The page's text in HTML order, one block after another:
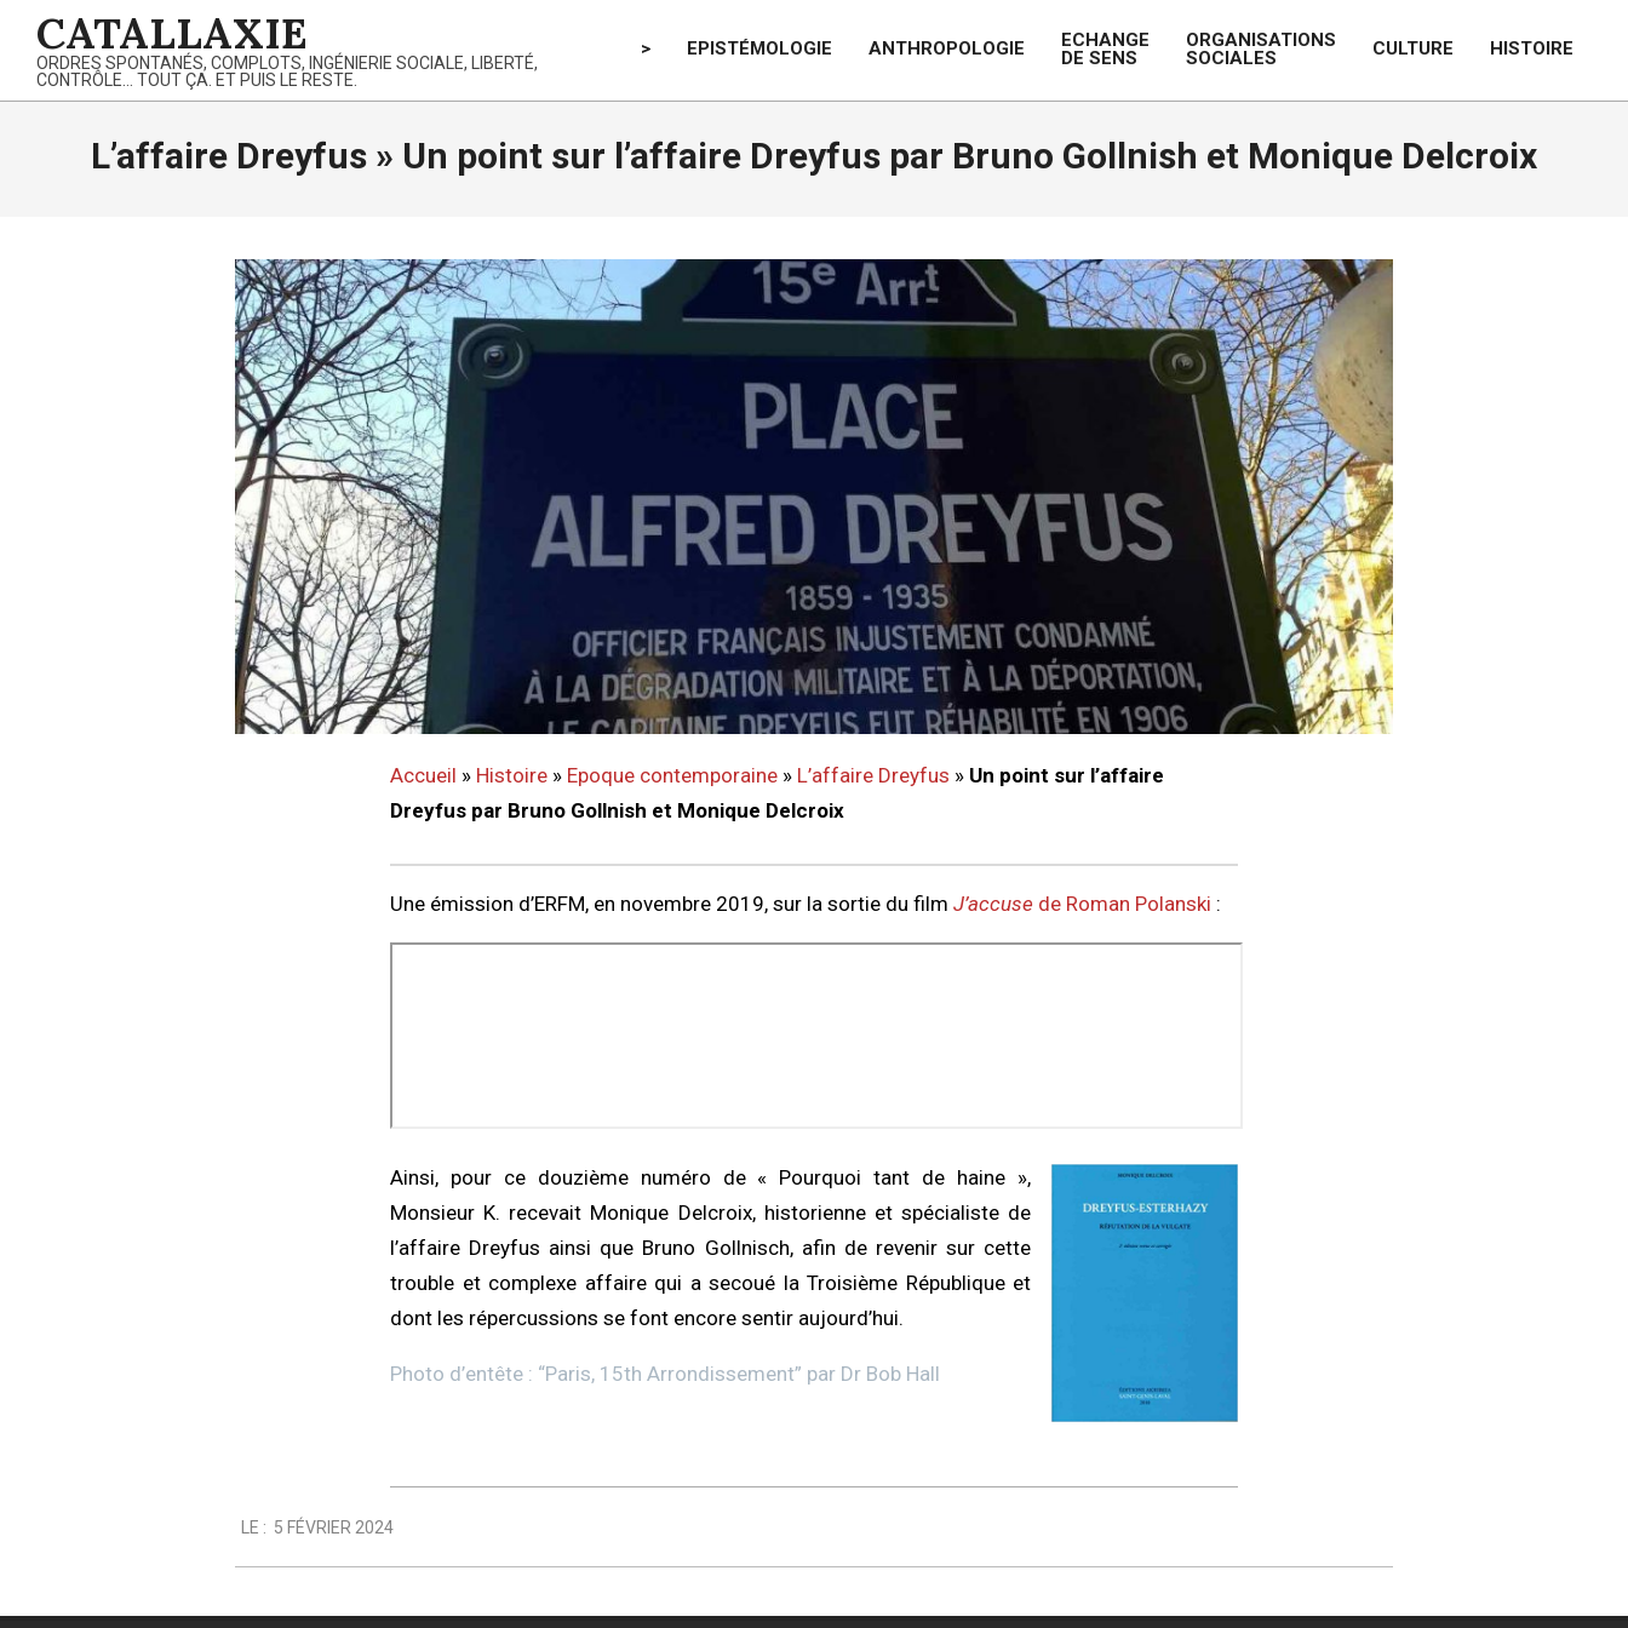
content
CATALLAXIE
ORDRES SPONTANÉS, COMPLOTS, INGÉNIERIE SOCIALE, LIBERTÉ,
CONTRÔLE… TOUT ÇA. ET PUIS LE RESTE.
> EPISTÉMOLOGIE ANTHROPOLOGIE
ECHANGE
DE SENS
ORGANISATIONS
SOCIALES
CULTURE HISTOIRE
L’affaire Dreyfus » Un point sur l’affaire Dreyfus par Bruno Gollnish et Monique Delcroix
Accueil » Histoire » Epoque contemporaine » L’affaire Dreyfus » Un point sur l’affaire
Dreyfus par Bruno Gollnish et Monique Delcroix
Une émission d’ERFM, en novembre 2019, sur la sortie du film J’accuse de Roman Polanski :
Ainsi, pour ce douzième numéro de « Pourquoi tant de haine »,
Monsieur K. recevait Monique Delcroix, historienne et spécialiste de
l’affaire Dreyfus ainsi que Bruno Gollnisch, afin de revenir sur cette
trouble et complexe affaire qui a secoué la Troisième République et
dont les répercussions se font encore sentir aujourd’hui.
Photo d’entête : “Paris, 15th Arrondissement” par Dr Bob Hall
02-
05
LE : 5 FÉVRIER 2024